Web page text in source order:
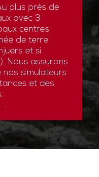
plus près de
avec 3
centres
de terre
et si
Nous assurons
nos simulateurs
et des